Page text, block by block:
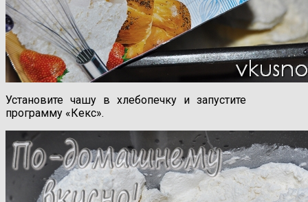
Установите чашу в хлебопечку и запустите
программу «Кекс».